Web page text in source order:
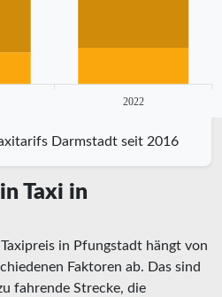
2022
Darmstadt seit 2016
Taxi in
Taxipreis in Pfungstadt hängt von
Faktoren ab. Das sind
fahrende Strecke, die